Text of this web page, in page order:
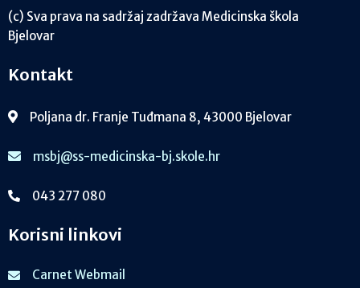
(c) Sva prava na sadržaj zadržava Medicinska škola
Bjelovar
Kontakt
Poljana dr. Franje Tuđmana 8, 43000 Bjelovar
msbj@ss-medicinska-bj.skole.hr
043 277 080
Korisni linkovi
Carnet Webmail